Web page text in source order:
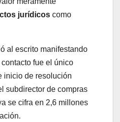
jurídicos como
al escrito manifestando
contacto fue el único
inicio de resolución
subdirector de compras
se cifra en 2,6 millones